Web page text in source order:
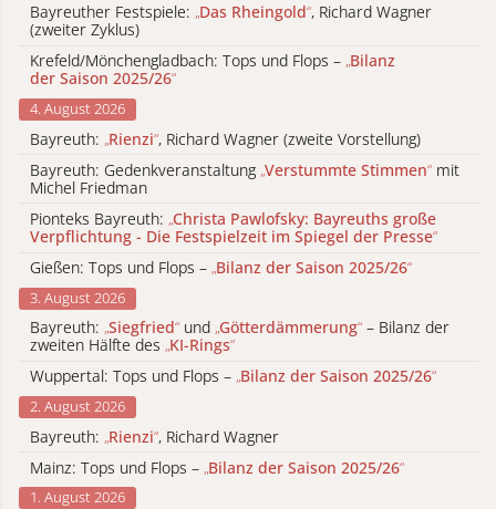
Bayreuther Festspiele: „Das Rheingold“, Richard Wagner
(zweiter Zyklus)
Krefeld/Mönchengladbach: Tops und Flops – „Bilanz
der Saison 2025/26“
4. August 2026
Bayreuth: „Rienzi“, Richard Wagner (zweite Vorstellung)
Bayreuth: Gedenkveranstaltung „Verstummte Stimmen“ mit
Michel Friedman
Pionteks Bayreuth: „Christa Pawlofsky: Bayreuths große
Verpflichtung - Die Festspielzeit im Spiegel der Presse“
Gießen: Tops und Flops – „Bilanz der Saison 2025/26“
3. August 2026
Bayreuth: „Siegfried“ und „Götterdämmerung“ – Bilanz der
zweiten Hälfte des „KI-Rings“
Wuppertal: Tops und Flops – „Bilanz der Saison 2025/26“
2. August 2026
Bayreuth: „Rienzi“, Richard Wagner
Mainz: Tops und Flops – „Bilanz der Saison 2025/26“
1. August 2026